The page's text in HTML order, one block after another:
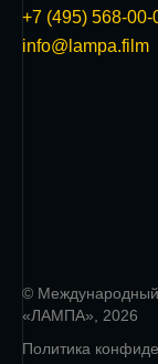
+7 (495) 568-00-
info@lampa.film
© Международный
«ЛАМПА», 2026
Политика